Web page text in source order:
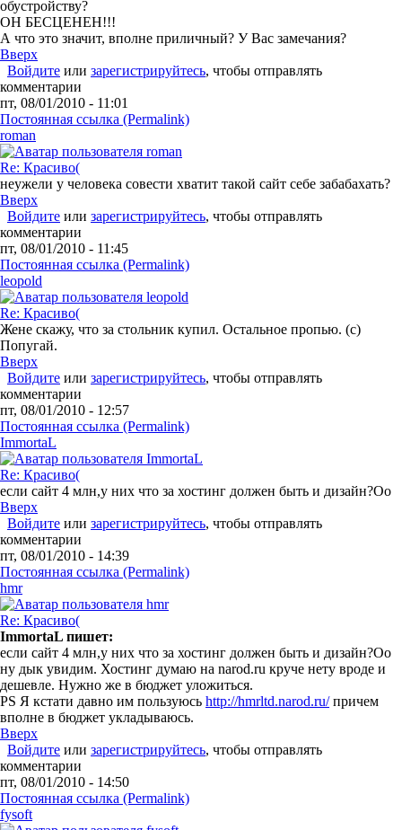
обустройству?
ОН БЕСЦЕНЕН!!!
А что это значит, вполне приличный? У Вас замечания?
Вверх
Войдите или зарегистрируйтесь, чтобы отправлять
комментарии
пт, 08/01/2010 - 11:01
Постоянная ссылка (Permalink)
roman
Re: Красиво(
неужели у человека совести хватит такой сайт себе забабахать?
Вверх
Войдите или зарегистрируйтесь, чтобы отправлять
комментарии
пт, 08/01/2010 - 11:45
Постоянная ссылка (Permalink)
leopold
Re: Красиво(
Жене скажу, что за стольник купил. Остальное пропью. (с)
Попугай.
Вверх
Войдите или зарегистрируйтесь, чтобы отправлять
комментарии
пт, 08/01/2010 - 12:57
Постоянная ссылка (Permalink)
ImmortaL
Re: Красиво(
если сайт 4 млн,у них что за хостинг должен быть и дизайн?Оо
Вверх
Войдите или зарегистрируйтесь, чтобы отправлять
комментарии
пт, 08/01/2010 - 14:39
Постоянная ссылка (Permalink)
hmr
Re: Красиво(
ImmortaL пишет:
если сайт 4 млн,у них что за хостинг должен быть и дизайн?Оо
ну дык увидим. Хостинг думаю на narod.ru круче нету вроде и
дешевле. Нужно же в бюджет уложиться.
PS Я кстати давно им пользуюсь http://hmrltd.narod.ru/причем
вполне в бюджет укладываюсь.
Вверх
Войдите или зарегистрируйтесь, чтобы отправлять
комментарии
пт, 08/01/2010 - 14:50
Постоянная ссылка (Permalink)
fysoft